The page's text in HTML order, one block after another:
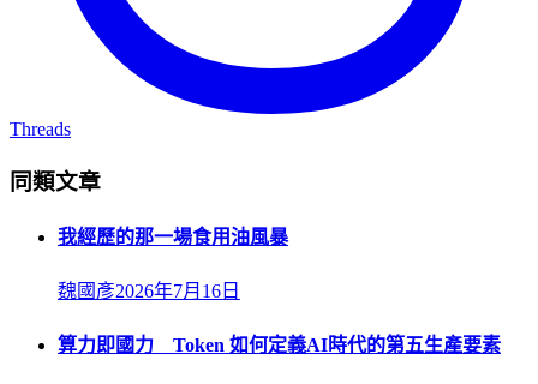
Threads
同類文章
我經歷的那一場食用油風暴
魏國彥2026年7月16日
算力即國力 Token 如何定義AI時代的第五生產要素